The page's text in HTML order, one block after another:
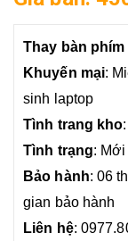
Thay bàn phím
Khuyến mại:
sinh laptop
Tình trang kho
Tình trạng:
Bảo hành: 06
gian bảo hành
Liên hệ: